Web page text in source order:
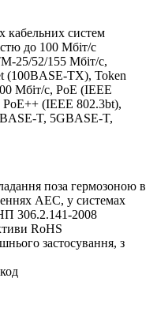
кабельних систем
до 100 Мбіт/с
25/52/155 Мбіт/с,
(100BASE-TX), Token
Мбіт/с, PoE (IEEE
(IEEE 802.3bt),
T, 5GBASE-T,
поза гермозоною в
АЕС, у системах
306.2.141-2008
RoHS
застосування, з